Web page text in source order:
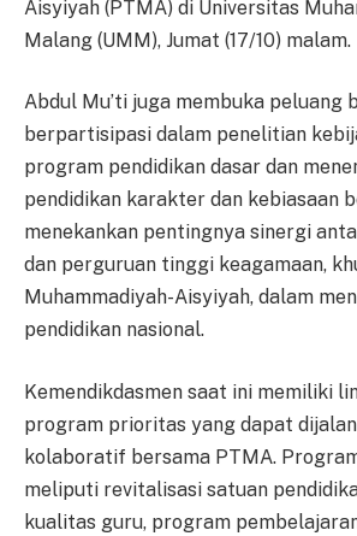
Aisyiyah (PTMA) di Universitas
Malang (UMM), Jumat (17/10) malam.
Abdul Mu’ti juga membuka peluang
berpartisipasi dalam penelitian
program pendidikan dasar dan
pendidikan karakter dan kebiasaan
menekankan pentingnya sinergi
dan perguruan tinggi keagamaan,
Muhammadiyah-Aisyiyah, dalam
pendidikan nasional.
Kemendikdasmen saat ini memiliki
program prioritas yang dapat
kolaboratif bersama PTMA.
meliputi revitalisasi satuan
kualitas guru, program